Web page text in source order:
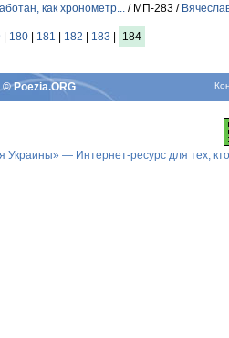
как хронометр... / МП-283 /
| 180 | 181 | 182 | 183 | 184
© Poezia.ORG
Украины» — Интернет-ресурс для тех,